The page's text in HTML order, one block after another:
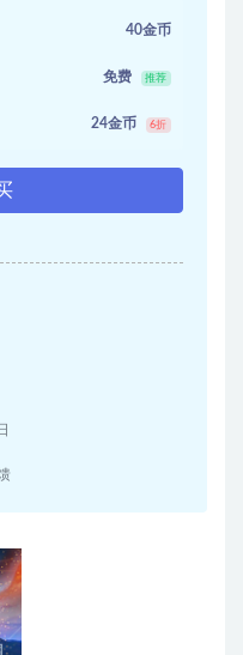
40金币
免费 推荐
24金币 6折